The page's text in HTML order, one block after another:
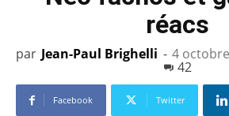
réacs
par Jean-Paul Brighelli - 4
42
Facebook Twitter